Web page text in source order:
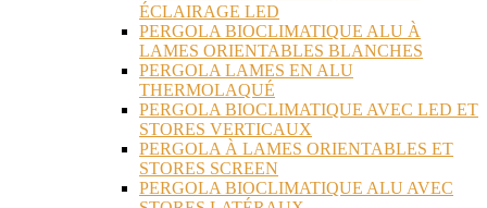
ÉCLAIRAGE LED
PERGOLA BIOCLIMATIQUE ALU À
LAMES ORIENTABLES BLANCHES
PERGOLA LAMES EN ALU
THERMOLAQUÉ
PERGOLA BIOCLIMATIQUE AVEC LED ET
STORES VERTICAUX
PERGOLA À LAMES ORIENTABLES ET
STORES SCREEN
PERGOLA BIOCLIMATIQUE ALU AVEC